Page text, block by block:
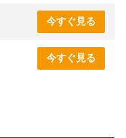
今すぐ見る
今すぐ見る